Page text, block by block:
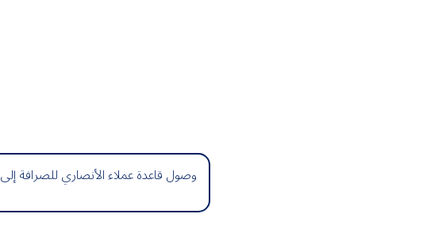
وصول قاعدة عملاء الأنصاري للصرافة إلى 2 مليون عميل شهرياً.